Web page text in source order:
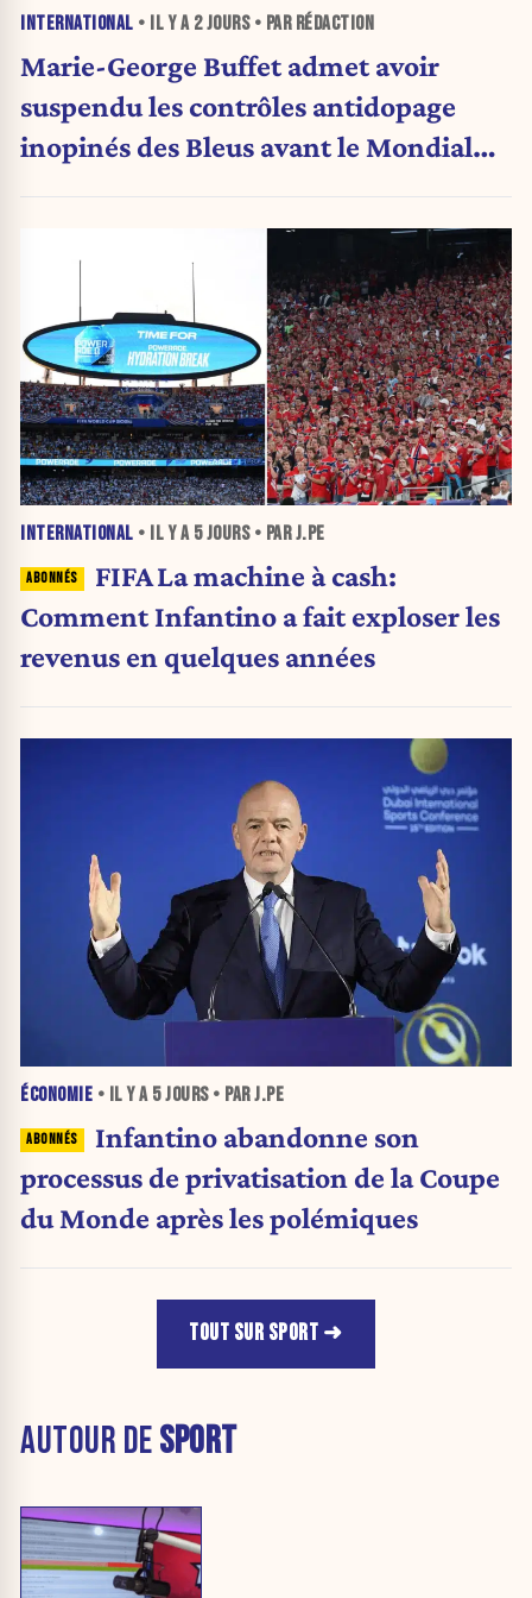
INTERNATIONAL • IL Y A 2 JOURS• PAR RÉDACTION
Marie-George Buffet admet avoir
suspendu les contrôles antidopage
inopinés des Bleus avant le Mondial
INTERNATIONAL • IL Y A 5 JOURS• PAR J.PE
FIFA La machine à cash:
Comment Infantino a fait exploser les
revenus en quelques années
ÉCONOMIE • IL Y A 5 JOURS• PAR J.PE
Infantino abandonne son
processus de privatisation de la Coupe
du Monde après les polémiques
TOUT SUR SPORT
AUTOUR DESPORT